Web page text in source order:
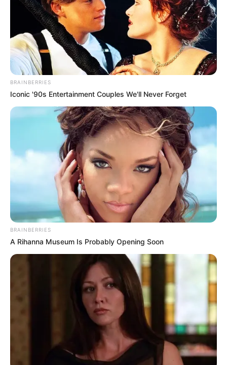
BRAINBERRIES
Iconic '90s Entertainment Couples We'll Never Forget
BRAINBERRIES
A Rihanna Museum Is Probably Opening Soon